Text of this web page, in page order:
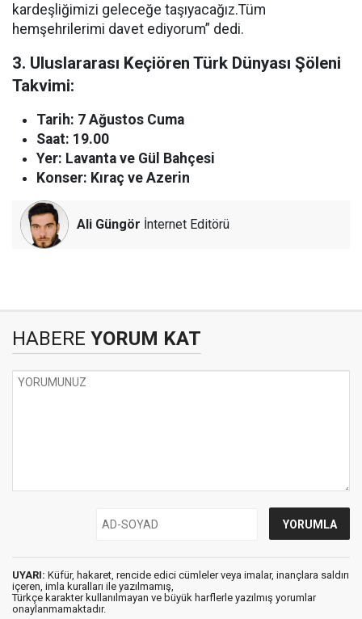
kardeşliğimizi geleceğe taşıyacağız.Tüm
hemşehrilerimi davet ediyorum” dedi.
3. Uluslararası Keçiören Türk Dünyası Şöleni
Takvimi:
Tarih: 7 Ağustos Cuma
Saat: 19.00
Yer: Lavanta ve Gül Bahçesi
Konser: Kıraç ve Azerin
Ali Güngör İnternet Editörü
HABERE YORUM KAT
UYARI: Küfür, hakaret, rencide edici cümleler veya imalar, inançlara saldırı
içeren, imla kuralları ile yazılmamış,
Türkçe karakter kullanılmayan ve büyük harflerle yazılmış yorumlar
onaylanmamaktadır.